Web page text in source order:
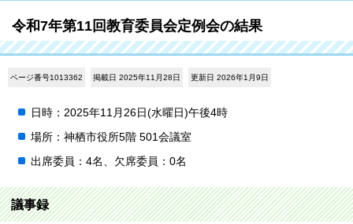
令和7年第11回教育委員会定例会の結果
ページ番号1013362 掲載日 2025年11月28日 更新日 2026年1月9日
日時：2025年11月26日(水曜日)午後4時
場所：神栖市役所5階 501会議室
出席委員：4名、欠席委員：0名
議事録